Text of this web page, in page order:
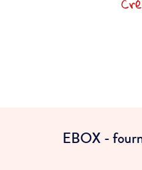
EBOX -